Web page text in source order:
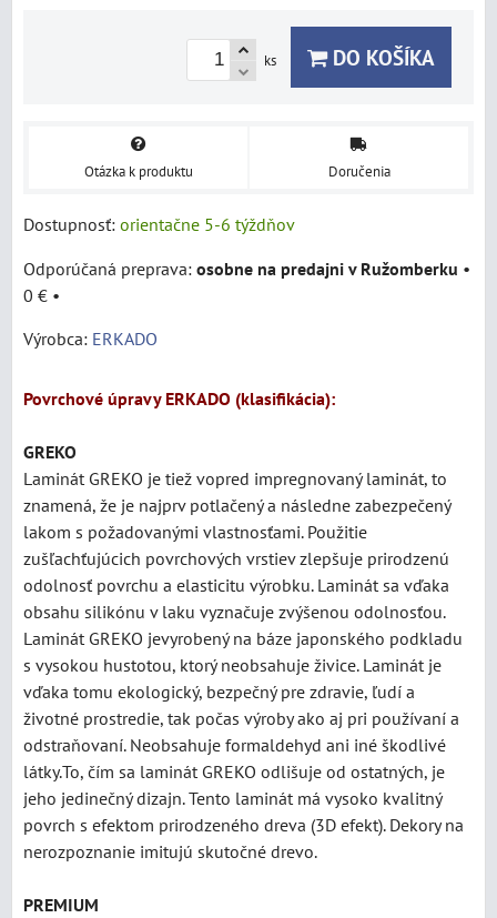
ks DO KOŠÍKA
Otázka k produktu Doručenia
Dostupnosť: orientačne 5-6 týždňov
osobne na predajni v Ružomberku •
0 € •
Výrobca: ERKADO
Povrchové úpravy ERKADO (klasifikácia):
GREKO
Laminát GREKO je tiež vopred impregnovaný laminát, to
znamená, že je najprv potlačený a následne zabezpečený
lakom s požadovanými vlastnosťami. Použitie
zušľachťujúcich povrchových vrstiev zlepšuje prirodzenú
odolnosť povrchu a elasticitu výrobku. Laminát sa vďaka
obsahu silikónu v laku vyznačuje zvýšenou odolnosťou.
Laminát GREKO jevyrobený na báze japonského podkladu
s vysokou hustotou, ktorý neobsahuje živice. Laminát je
vďaka tomu ekologický, bezpečný pre zdravie, ľudí a
životné prostredie, tak počas výroby ako aj pri používaní a
odstraňovaní. Neobsahuje formaldehyd ani iné škodlivé
látky.To, čím sa laminát GREKO odlišuje od ostatných, je
jeho jedinečný dizajn. Tento laminát má vysoko kvalitný
povrch s efektom prirodzeného dreva (3D efekt). Dekory na
nerozpoznanie imitujú skutočné drevo.
PREMIUM